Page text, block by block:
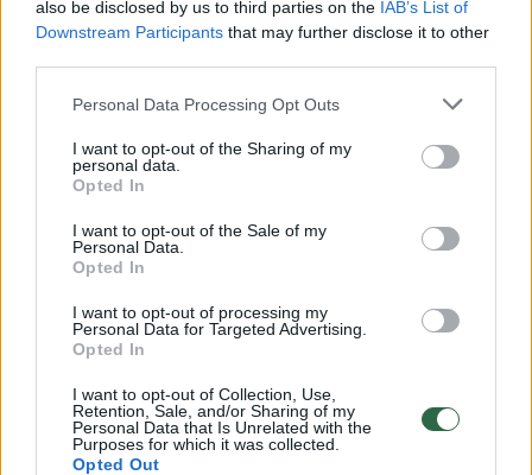
also be disclosed by us to third parties on the IAB’s List of
Downstream Participants that may further disclose it to other
Personal Data Processing Opt Outs
I want to opt-out of the Sharing of my
personal data.
Opted In
I want to opt-out of the Sale of my
Personal Data.
Opted In
I want to opt-out of processing my
Personal Data for Targeted Advertising.
Opted In
I want to opt-out of Collection, Use,
Retention, Sale, and/or Sharing of my
Personal Data that Is Unrelated with the
Purposes for which it was collected.
Opted Out
Žinios | Pasaulis
Žinios | Pasaulis
Nepavydėtina situacija: kinas vidury upės įstrigo
sunkvežimyje
Žinios | Pasaulis
Centrinę Italiją skandina potvyniai, pranešta apie
pirmąją auką
Žinios | Pasaulis